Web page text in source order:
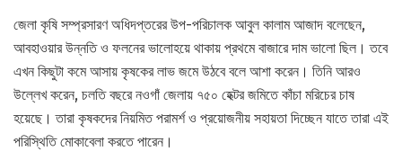
জেলা কৃষি সম্প্রসারণ অধিদপ্তরের উপ-পরিচালক আবুল কালাম আজাদ বলেছেন,
আবহাওয়ার উন্নতি ও ফলনের ভালোহয়ে থাকায় প্রথমে বাজারে দাম ভালো ছিল। তবে
এখন কিছুটা কমে আসায় কৃষকের লাভ জমে উঠবে বলে আশা করেন। তিনি আরও
উল্লেখ করেন, চলতি বছরে নওগাঁ জেলায় ৭৫০ হেক্টর জমিতে কাঁচা মরিচের চাষ
হয়েছে। তারা কৃষকদের নিয়মিত পরামর্শ ও প্রয়োজনীয় সহায়তা দিচ্ছেন যাতে তারা এই
পরিস্থিতি মোকাবেলা করতে পারেন।